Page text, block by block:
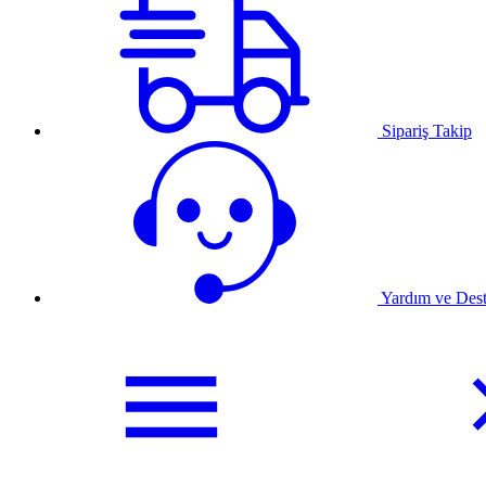
Sipariş Takip
Yardım ve